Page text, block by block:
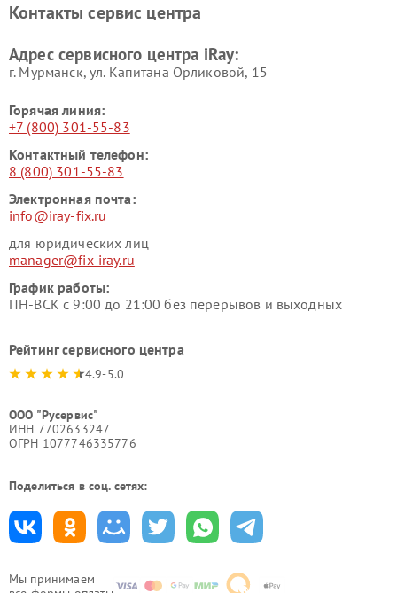
Мы принимаем
Контакты сервис центра
Адрес сервисного центра iRay:
г. Мурманск, ул. Капитана Орликовой, 15
Горячая линия:
+7 (800) 301-55-83
Контактный телефон:
8 (800) 301-55-83
Электронная почта:
info@iray-fix.ru
для юридических лиц
manager@fix-iray.ru
График работы:
ПН-ВСК с 9:00 до 21:00 без перерывов и выходных
Рейтинг сервисного центра
4.9-5.0
ООО "Русервис"
ИНН 7702633247
ОГРН 1077746335776
Поделиться в соц. сетях: